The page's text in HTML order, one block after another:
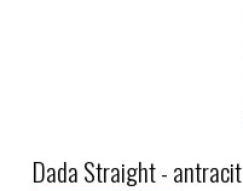
Dada Straight - antracit